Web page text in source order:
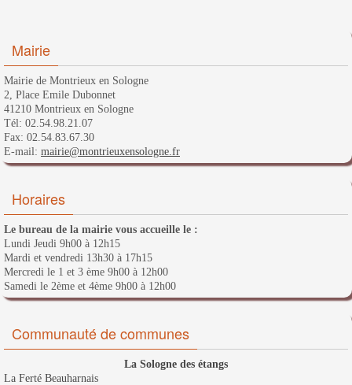
Mairie
Mairie de Montrieux en Sologne
2, Place Emile Dubonnet
41210 Montrieux en Sologne
Tél: 02.54.98.21.07
Fax: 02.54.83.67.30
E-mail: mairie@montrieuxensologne.fr
Horaires
Le bureau de la mairie vous accueille le :
Lundi Jeudi 9h00 à 12h15
Mardi et vendredi 13h30 à 17h15
Mercredi le 1 et 3 ème 9h00 à 12h00
Samedi le 2ème et 4ème 9h00 à 12h00
Communauté de communes
La Sologne des étangs
La Ferté Beauharnais